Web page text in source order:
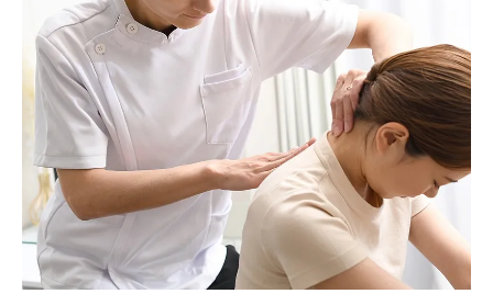
果
心と体のリラクゼーションの関係性
胸郭整体で心の緊張をほぐす方法
リラクゼーション効果を高める呼吸法
日常のストレスを和らげる整体の活用
整体を通じたメンタルヘルスの改善
胸郭整体で心身のバランスを整える
ストレス軽減にも寄与する胸郭整体の役割